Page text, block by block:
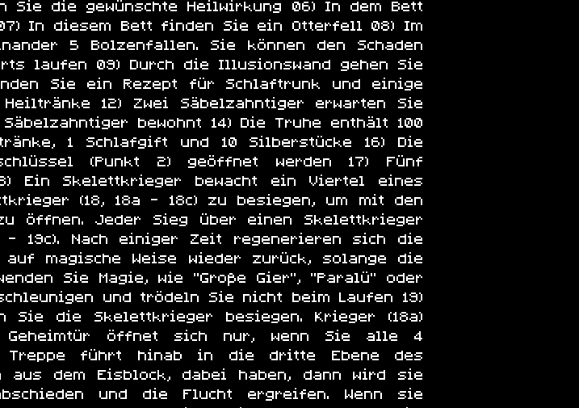
Sie die gewünschte Heilwirkung 06) In dem Bett
In diesem Bett finden Sie ein Otterfell 08) Im
5 Bolzenfallen. Sie können den Schaden
laufen 09) Durch die Illusionswand gehen Sie
Sie ein Rezept für Schlaftrunk und einige
12) Zwei Säbelzahntiger erwarten Sie
bewohnt 14) Die Truhe enthält 100
1 Schlafgift und 10 Silberstücke 16) Die
(Punkt 2) geöffnet werden 17) Fünf
Ein Skelettkrieger bewacht ein Viertel eines
(18, 18a - 18c) zu besiegen, um mit den
öffnen. Jeder Sieg über einen Skelettkrieger
19c). Nach einiger Zeit regenerieren sich die
magische Weise wieder zurück, solange die
Sie Magie, wie "Große Gier", "Paralü" oder
und trödeln Sie nicht beim Laufen 19)
Sie die Skelettkrieger besiegen. Krieger (18a)
Geheimtür öffnet sich nur, wenn Sie alle 4
Treppe führt hinab in die dritte Ebene des
aus dem Eisblock, dabei haben, dann wird sie
und die Flucht ergreifen. Wenn sie